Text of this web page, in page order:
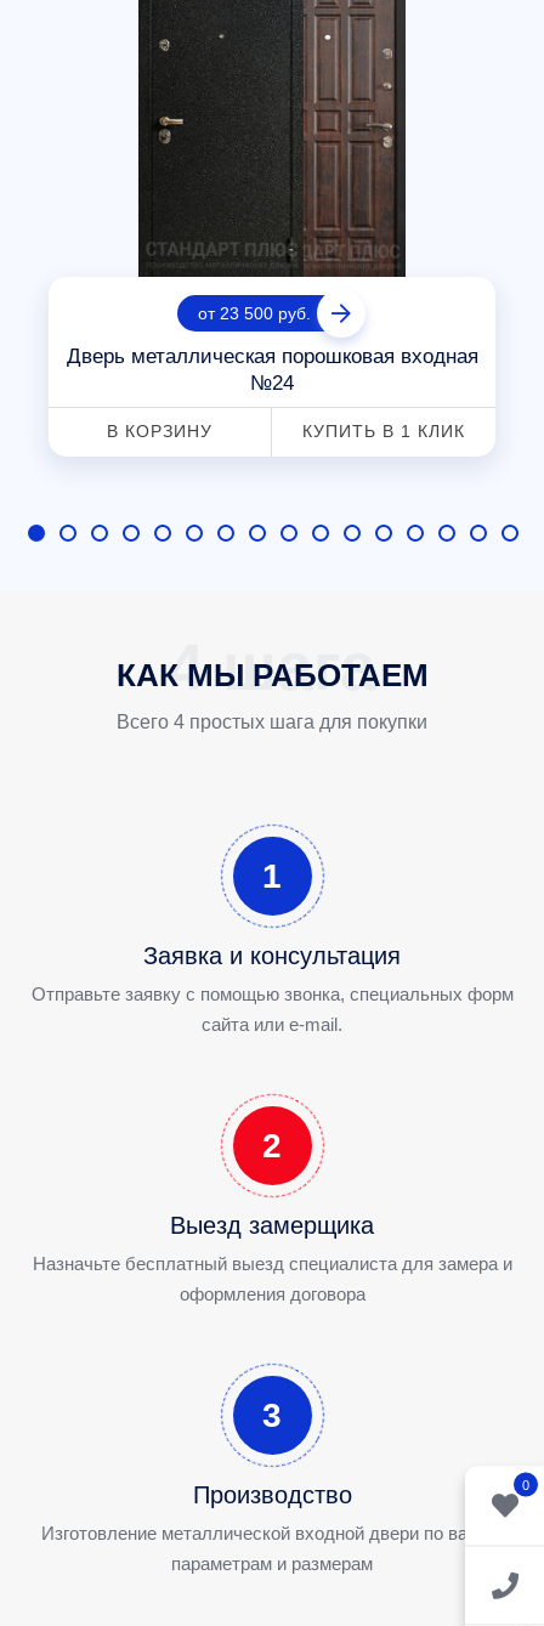
0
от 23 500 руб.
Дверь металлическая порошковая входная
№24
В КОРЗИНУ КУПИТЬ В 1 КЛИК
КАК МЫ РАБОТАЕМ
Всего 4 простых шага для покупки
1
Заявка и консультация
Отправьте заявку с помощью звонка, специальных форм
сайта или e-mail.
2
Выезд замерщика
Назначьте бесплатный выезд специалиста для замера и
оформления договора
3
Производство
Изготовление металлической входной двери по вашим
параметрам и размерам